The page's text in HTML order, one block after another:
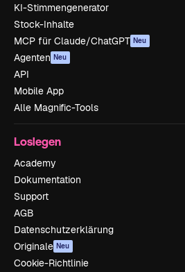
KI-Stimmengenerator
Stock-Inhalte
MCP für Claude/ChatGPT Neu
Agenten Neu
API
Mobile App
Alle Magnific-Tools
Loslegen
Academy
Dokumentation
Support
AGB
Datenschutzerklärung
Originale Neu
Cookie-Richtlinie